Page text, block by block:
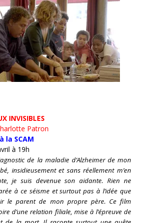
INVISIBLES
Patron
la SCAM
à 19h
de la maladie d’Alzheimer de mon
insidieusement et sans réellement m’en
je suis devenue son aidante. Rien ne
à ce séisme et surtout pas à l’idée que
le parent de mon propre père. Ce film
d’une relation filiale, mise à l’épreuve de